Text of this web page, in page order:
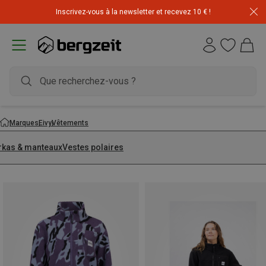
Inscrivez-vous à la newsletter et recevez 10 € !
MarquesEivyVêtements
& manteauxVestes polaires